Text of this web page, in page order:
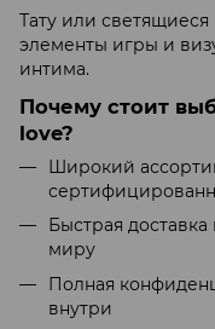
Тату или
элементы игры и
интима.
Почему стоит
love?
Широкий
Быстрая
миру
Полная
внутри